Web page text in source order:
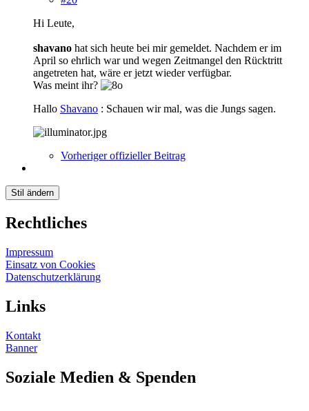
Hi Leute,
shavano hat sich heute bei mir gemeldet. Nachdem er im
April so ehrlich war und wegen Zeitmangel den Rücktritt
angetreten hat, wäre er jetzt wieder verfügbar.
Was meint ihr?
Hallo Shavano : Schauen wir mal, was die Jungs sagen.
Vorheriger offizieller Beitrag
Stil ändern
Rechtliches
Impressum
Einsatz von Cookies
Datenschutzerklärung
Links
Kontakt
Banner
Soziale Medien & Spenden